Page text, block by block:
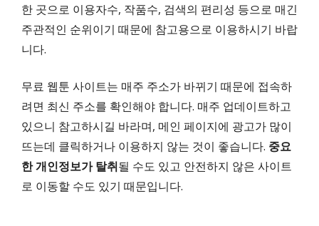
한 곳으로 이용자수, 작품수, 검색의 편리성 등으로 매긴
주관적인 순위이기 때문에 참고용으로 이용하시기 바랍
니다.
무료 웹툰 사이트는 매주 주소가 바뀌기 때문에 접속하
려면 최신 주소를 확인해야 합니다. 매주 업데이트하고
있으니 참고하시길 바라며, 메인 페이지에 광고가 많이
뜨는데 클릭하거나 이용하지 않는 것이 좋습니다. 중요
한 개인정보가 탈취될 수도 있고 안전하지 않은 사이트
로 이동할 수도 있기 때문입니다.